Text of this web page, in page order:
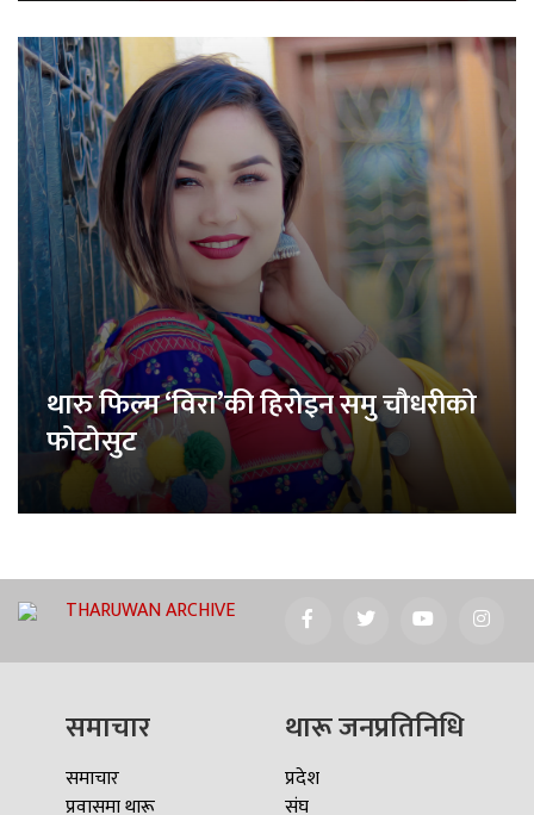
थारु फिल्म ‘विरा’की हिरोइन समु चौधरीको
फोटोसुट
THARUWAN ARCHIVE
समाचार
समाचार
प्रवासमा थारू
थारू जनप्रतिनिधि
प्रदेश
संघ